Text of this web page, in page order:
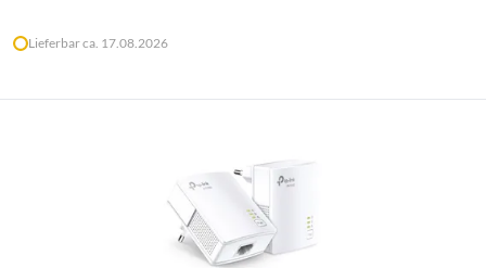
Lieferbar ca. 17.08.2026